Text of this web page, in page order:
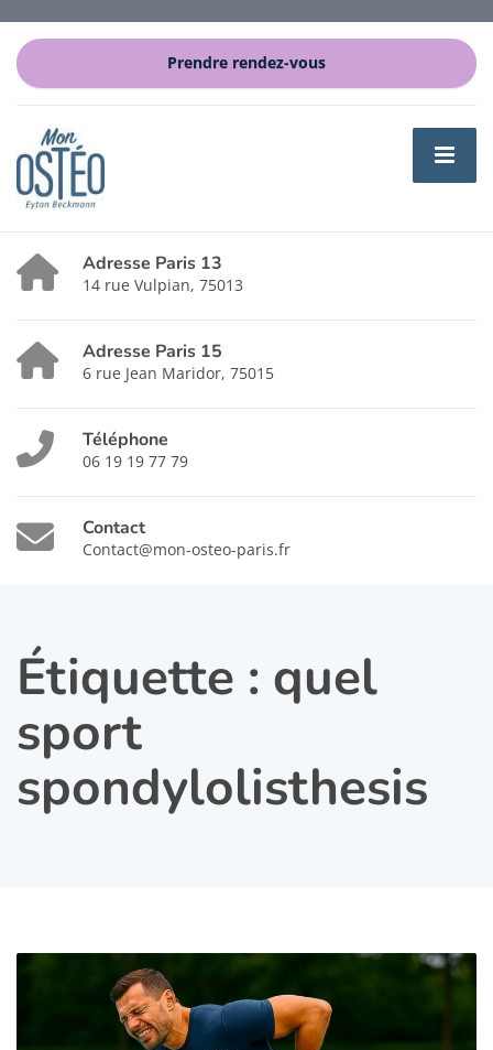
Prendre rendez-vous
Adresse Paris 13
14 rue Vulpian, 75013
Adresse Paris 15
6 rue Jean Maridor, 75015
Téléphone
06 19 19 77 79
Contact
Contact@mon-osteo-paris.fr
Étiquette : quel
sport
spondylolisthesis